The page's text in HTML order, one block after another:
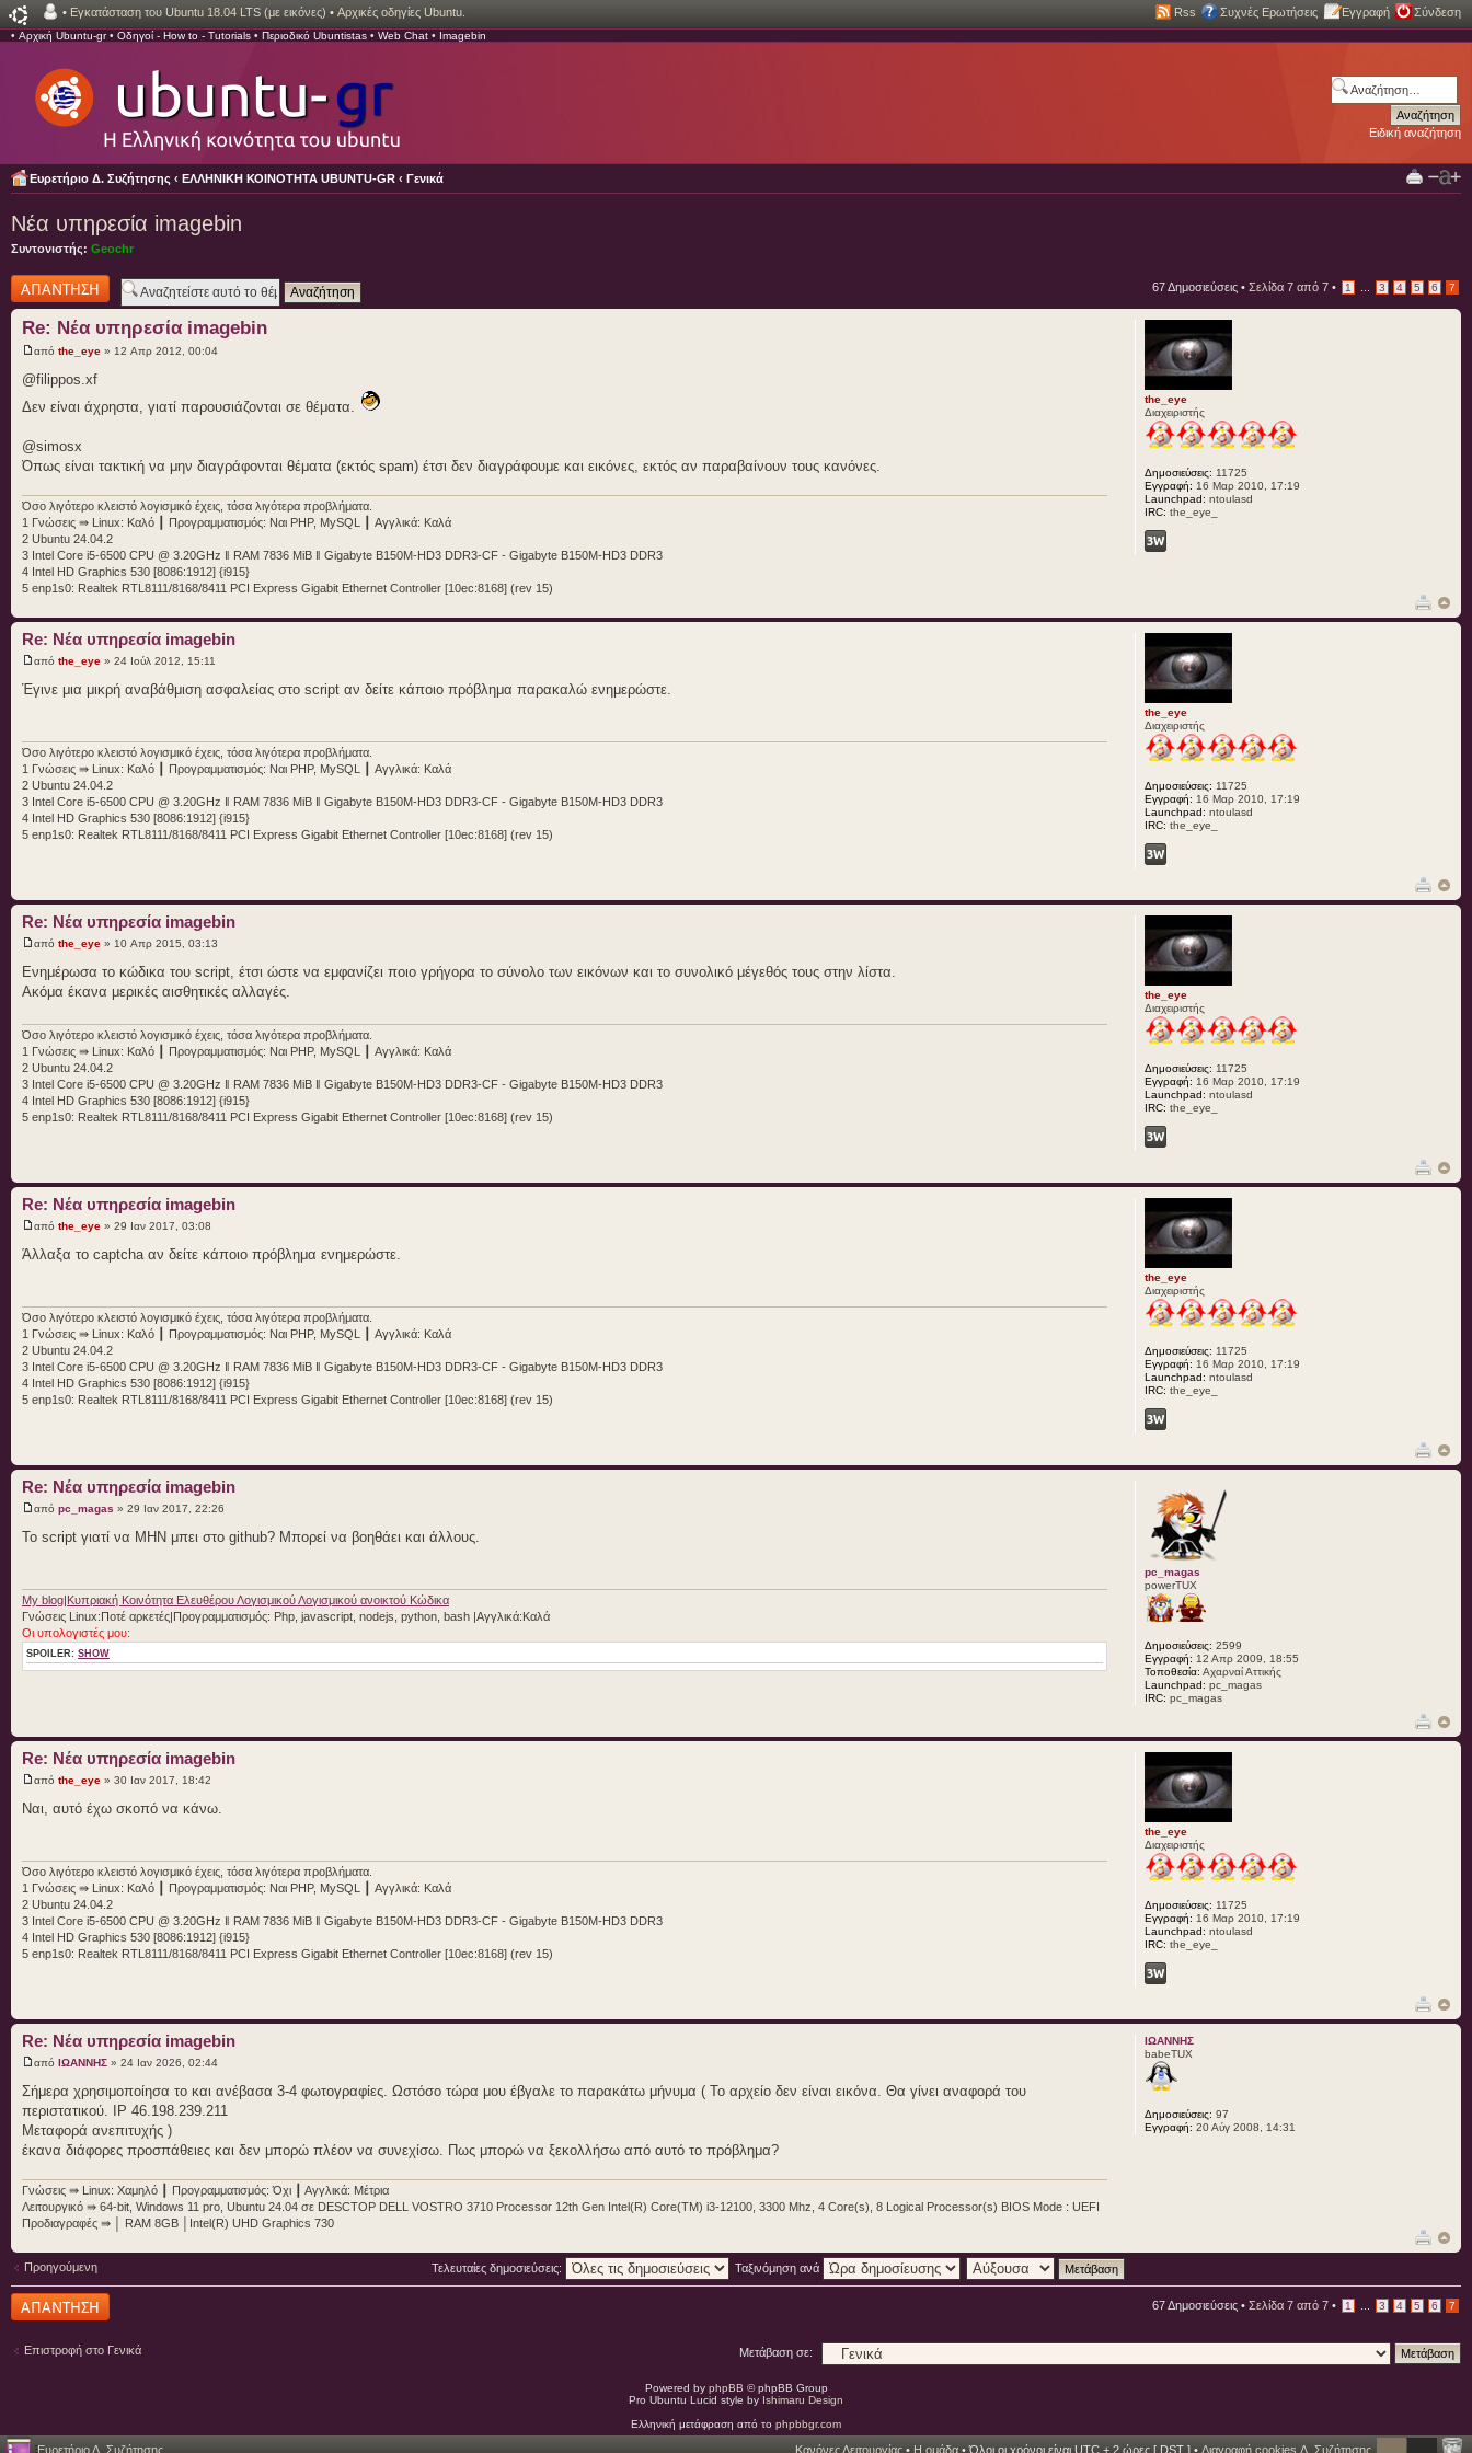
• Εγκατάσταση του Ubuntu 18.04 LTS (με εικόνες) • Αρχικές οδηγίες Ubuntu. Rss Συχνές Ερωτήσεις Εγγραφή Σύνδεση
• Αρχική Ubuntu-gr• Οδηγοί - How to - Tutorials • Περιοδικό Ubuntistas • Web Chat • Imagebin
Ειδική αναζήτηση
Ευρετήριο Δ. Συζήτησης ‹ ΕΛΛΗΝΙΚΗ ΚΟΙΝΟΤΗΤΑ UBUNTU-GR ‹ Γενικά
Νέα υπηρεσία imagebin
Συντονιστής: Geochr
Δημιουργία
απάντησης
67 Δημοσιεύσεις • Σελίδα 7 από 7 • 1 3 4 5 6 7
Re: Νέα υπηρεσία imagebin
από the_eye » 12 Απρ 2012, 00:04
@filippos.xf
Δεν είναι άχρηστα, γιατί παρουσιάζονται σε θέματα.
@simosx
Όπως είναι τακτική να μην διαγράφονται θέματα (εκτός spam) έτσι δεν διαγράφουμε και εικόνες, εκτός αν παραβαίνουν τους κανόνες.
Όσο λιγότερο κλειστό λογισμικό έχεις, τόσα λιγότερα προβλήματα.
1 Γνώσεις ⇛ Linux: Καλό ┃ Προγραμματισμός: Ναι PHP, MySQL ┃ Αγγλικά: Καλά
2 Ubuntu 24.04.2
3 Intel Core i5-6500 CPU @ 3.20GHz ‖ RAM 7836 MiB ‖ Gigabyte B150M-HD3 DDR3-CF - Gigabyte B150M-HD3 DDR3
4 Intel HD Graphics 530 [8086:1912] {i915}
5 enp1s0: Realtek RTL8111/8168/8411 PCI Express Gigabit Ethernet Controller [10ec:8168] (rev 15)
the_eye
Διαχειριστής
Δημοσιεύσεις: 11725
Εγγραφή: 16 Μαρ 2010, 17:19
Launchpad: ntoulasd
IRC: the_eye_
Re: Νέα υπηρεσία imagebin
από the_eye » 24 Ιούλ 2012, 15:11
Έγινε μια μικρή αναβάθμιση ασφαλείας στο script αν δείτε κάποιο πρόβλημα παρακαλώ ενημερώστε.
Όσο λιγότερο κλειστό λογισμικό έχεις, τόσα λιγότερα προβλήματα.
1 Γνώσεις ⇛ Linux: Καλό ┃ Προγραμματισμός: Ναι PHP, MySQL ┃ Αγγλικά: Καλά
2 Ubuntu 24.04.2
3 Intel Core i5-6500 CPU @ 3.20GHz ‖ RAM 7836 MiB ‖ Gigabyte B150M-HD3 DDR3-CF - Gigabyte B150M-HD3 DDR3
4 Intel HD Graphics 530 [8086:1912] {i915}
5 enp1s0: Realtek RTL8111/8168/8411 PCI Express Gigabit Ethernet Controller [10ec:8168] (rev 15)
the_eye
Διαχειριστής
Δημοσιεύσεις: 11725
Εγγραφή: 16 Μαρ 2010, 17:19
Launchpad: ntoulasd
IRC: the_eye_
Re: Νέα υπηρεσία imagebin
από the_eye » 10 Απρ 2015, 03:13
Ενημέρωσα το κώδικα του script, έτσι ώστε να εμφανίζει ποιο γρήγορα το σύνολο των εικόνων και το συνολικό μέγεθός τους στην λίστα.
Ακόμα έκανα μερικές αισθητικές αλλαγές.
Όσο λιγότερο κλειστό λογισμικό έχεις, τόσα λιγότερα προβλήματα.
1 Γνώσεις ⇛ Linux: Καλό ┃ Προγραμματισμός: Ναι PHP, MySQL ┃ Αγγλικά: Καλά
2 Ubuntu 24.04.2
3 Intel Core i5-6500 CPU @ 3.20GHz ‖ RAM 7836 MiB ‖ Gigabyte B150M-HD3 DDR3-CF - Gigabyte B150M-HD3 DDR3
4 Intel HD Graphics 530 [8086:1912] {i915}
5 enp1s0: Realtek RTL8111/8168/8411 PCI Express Gigabit Ethernet Controller [10ec:8168] (rev 15)
the_eye
Διαχειριστής
Δημοσιεύσεις: 11725
Εγγραφή: 16 Μαρ 2010, 17:19
Launchpad: ntoulasd
IRC: the_eye_
Re: Νέα υπηρεσία imagebin
από the_eye » 29 Ιαν 2017, 03:08
Άλλαξα το captcha αν δείτε κάποιο πρόβλημα ενημερώστε.
Όσο λιγότερο κλειστό λογισμικό έχεις, τόσα λιγότερα προβλήματα.
1 Γνώσεις ⇛ Linux: Καλό ┃ Προγραμματισμός: Ναι PHP, MySQL ┃ Αγγλικά: Καλά
2 Ubuntu 24.04.2
3 Intel Core i5-6500 CPU @ 3.20GHz ‖ RAM 7836 MiB ‖ Gigabyte B150M-HD3 DDR3-CF - Gigabyte B150M-HD3 DDR3
4 Intel HD Graphics 530 [8086:1912] {i915}
5 enp1s0: Realtek RTL8111/8168/8411 PCI Express Gigabit Ethernet Controller [10ec:8168] (rev 15)
the_eye
Διαχειριστής
Δημοσιεύσεις: 11725
Εγγραφή: 16 Μαρ 2010, 17:19
Launchpad: ntoulasd
IRC: the_eye_
Re: Νέα υπηρεσία imagebin
από pc_magas » 29 Ιαν 2017, 22:26
To script γιατί να ΜΗΝ μπει στο github? Μπορεί να βοηθάει και άλλους.
My blog Κυπριακή Κοινότητα Ελευθέρου Λογισμικού Λογισμικού ανοικτού Κώδικα
Γνώσεις Linux:Ποτέ αρκετές|Προγραμματισμός: Php, javascript, nodejs, python, bash |Aγγλικά:Καλά
Οι υπολογιστές μου:
SPOILER: SHOW
pc_magas
powerTUX
Δημοσιεύσεις: 2599
Εγγραφή: 12 Απρ 2009, 18:55
Τοποθεσία: Αχαρναί Αττικής
Launchpad: pc_magas
IRC: pc_magas
Re: Νέα υπηρεσία imagebin
από the_eye » 30 Ιαν 2017, 18:42
Ναι, αυτό έχω σκοπό να κάνω.
Όσο λιγότερο κλειστό λογισμικό έχεις, τόσα λιγότερα προβλήματα.
1 Γνώσεις ⇛ Linux: Καλό ┃ Προγραμματισμός: Ναι PHP, MySQL ┃ Αγγλικά: Καλά
2 Ubuntu 24.04.2
3 Intel Core i5-6500 CPU @ 3.20GHz ‖ RAM 7836 MiB ‖ Gigabyte B150M-HD3 DDR3-CF - Gigabyte B150M-HD3 DDR3
4 Intel HD Graphics 530 [8086:1912] {i915}
5 enp1s0: Realtek RTL8111/8168/8411 PCI Express Gigabit Ethernet Controller [10ec:8168] (rev 15)
the_eye
Διαχειριστής
Δημοσιεύσεις: 11725
Εγγραφή: 16 Μαρ 2010, 17:19
Launchpad: ntoulasd
IRC: the_eye_
Re: Νέα υπηρεσία imagebin
από ΙΩΑΝΝΗΣ » 24 Ιαν 2026, 02:44
Σήμερα χρησιμοποίησα το και ανέβασα 3-4 φωτογραφίες. Ωστόσο τώρα μου έβγαλε το παρακάτω μήνυμα ( Το αρχείο δεν είναι εικόνα. Θα γίνει αναφορά του
περιστατικού. IP 46.198.239.211
Μεταφορά ανεπιτυχής )
έκανα διάφορες προσπάθειες και δεν μπορώ πλέον να συνεχίσω. Πως μπορώ να ξεκολλήσω από αυτό το πρόβλημα?
Γνώσεις ⇛ Linux: Χαμηλό ┃ Προγραμματισμός: Όχι ┃ Αγγλικά: Μέτρια
Λειτουργικό ⇛ 64-bit, Windows 11 pro, Ubuntu 24.04 σε DESCTOP DELL VOSTRO 3710 Processor 12th Gen Intel(R) Core(TM) i3-12100, 3300 Mhz, 4 Core(s), 8 Logical Processor(s) BIOS Mode : UEFI
Προδιαγραφές ⇛ │ RAM 8GB │Intel(R) UHD Graphics 730
ΙΩΑΝΝΗΣ
babeTUX
Δημοσιεύσεις: 97
Εγγραφή: 20 Αύγ 2008, 14:31
Προηγούμενη Τελευταίες δημοσιεύσεις: Ταξινόμηση ανά
Δημιουργία
απάντησης
67 Δημοσιεύσεις • Σελίδα 7 από 7 • 1 ... 3 4 5 6 7
Επιστροφή στο Γενικά Μετάβαση σε:
Powered by phpBB © phpBB Group
Pro Ubuntu Lucid style by Ishimaru Design
Ελληνική μετάφραση από το phpbbgr.com
Ευρετήριο Δ. Συζήτησης Κανόνες Λειτουργίας • Η ομάδα • Όλοι οι χρόνοι είναι UTC + 2 ώρες [ DST ] • Διαγραφή cookies Δ. Συζήτησης